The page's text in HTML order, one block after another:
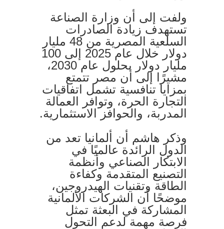
ولفت إلى أن وزارة الصناعة
تستهدف زيادة الصادرات
السلعية المصرية من 48 مليار
دولار خلال عام 2025 إلى 100
مليار دولار بحلول عام 2030،
مشيرًا إلى أن مصر تتمتع
بمزايا تنافسية تشمل اتفاقيات
التجارة الحرة، وتوافر العمالة
المدربة، والحوافز الاستثمارية.
وذكر هاشم أن ألمانيا تعد من
الدول الرائدة عالميًا في
الابتكار الصناعي وأنظمة
التصنيع المتقدمة وكفاءة
الطاقة وتقنيات الهيدروجين،
موضحًا أن الشركات الألمانية
المشاركة في البعثة تمثل
فرصة مهمة لدعم التحول